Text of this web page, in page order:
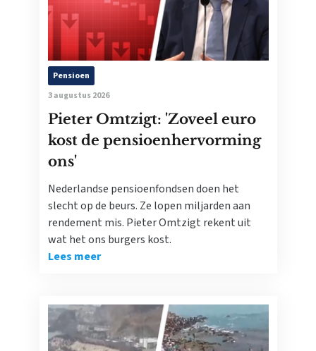
Pensioen
3 augustus 2026
Pieter Omtzigt: 'Zoveel euro
kost de pensioenhervorming
ons'
Nederlandse pensioenfondsen doen het
slecht op de beurs. Ze lopen miljarden aan
rendement mis. Pieter Omtzigt rekent uit
wat het ons burgers kost.
Lees meer